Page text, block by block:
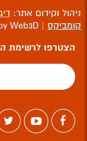
ניהול וקידום אתר:
קומביקס | Support by Web3D -
הצטרפו לרשימת